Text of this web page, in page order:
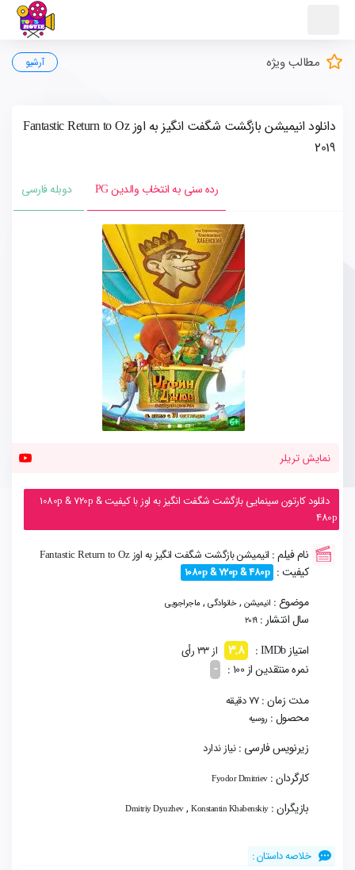
مطالب ویژه آرشیو
دانلود انیمیشن بازگشت شگفت انگیز به اوز Fantastic Return to Oz
2019
رده سنی به انتخاب والدین PG دوبله فارسی
نمایش تریلر
دانلود کارتون سینمایی بازگشت شگفت انگیز به اوز با کیفیت 1080p & 720p &
480p
نام فیلم : انیمیشن بازگشت شگفت انگیز به اوز Fantastic Return to Oz
کیفیت : 1080p & 720p & 480p
موضوع : انیمیشن ,خانوادگی , ماجراجویی
سال انتشار :2019
امتیاز IMDb : 3.8 از 33 رأی
نمره منتقدین از 100 : -
مدت زمان :77 دقیقه
محصول : روسیه
زیرنویس فارسی :نیاز ندارد
کارگردان :Fyodor Dmitriev
بازیگران : Dmitriy Dyuzhev, Konstantin Khabenskiy
خلاصه داستان :